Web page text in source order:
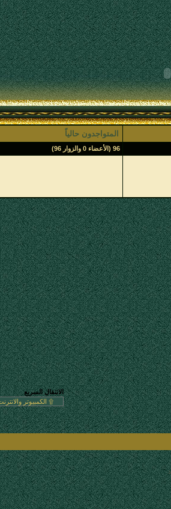
المتواجدون حالياً
96 (الأعضاء 0 والزوار 96)
الانتقال السريع